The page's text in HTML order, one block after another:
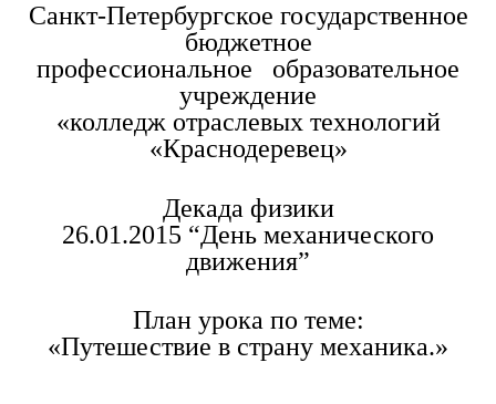
Санкт-Петербургское государственное
бюджетное
профессиональное образовательное
учреждение
«колледж отраслевых технологий
«Краснодеревец»
Декада физики
26.01.2015 “День механического
движения”
План урока по теме:
«Путешествие в страну механика.»